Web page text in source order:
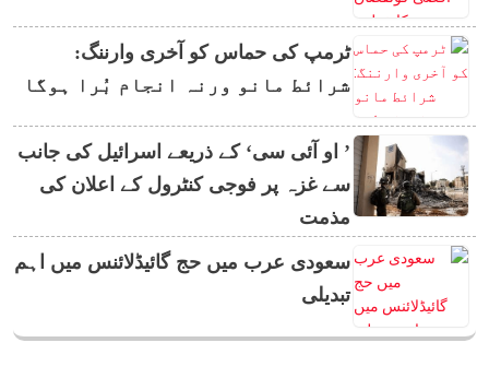
ٹرمپ کی حماس کو آخری وارننگ:
شرائط مانو ورنہ انجام بُرا ہوگا
’ او آئی سی‘ کے ذریعے اسرائیل کی جانب
سے غزہ پر فوجی کنٹرول کے اعلان کی
مذمت
سعودی عرب میں حج گائیڈلائنس میں اہم
تبدیلی